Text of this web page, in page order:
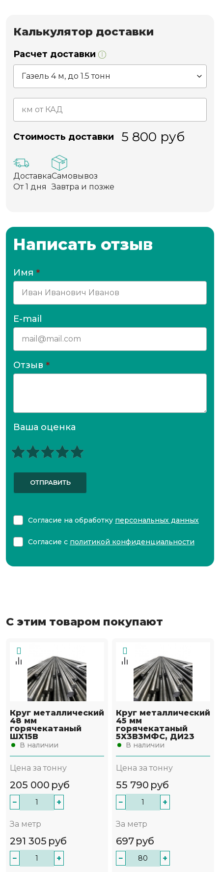
Калькулятор доставки
Расчет доставки
Стоимость доставки 5 800 руб
Доставка
От 1 дня
Самовывоз
Завтра и позже
Написать отзыв
Имя *
E-mail
Отзыв *
Ваша оценка
ОТПРАВИТЬ
Согласие на обработку персональных данных
Согласие с политикой конфиденциальности
С этим товаром покупают
Круг металлический
48 мм
горячекатаный
ШХ15В
В наличии
Цена за тонну
205 000 руб
− +
За метр
291 305 руб
− +
Круг металлический
45 мм
горячекатаный
5Х3В3МФС, ДИ23
В наличии
Цена за тонну
55 790 руб
− +
За метр
697 руб
− +